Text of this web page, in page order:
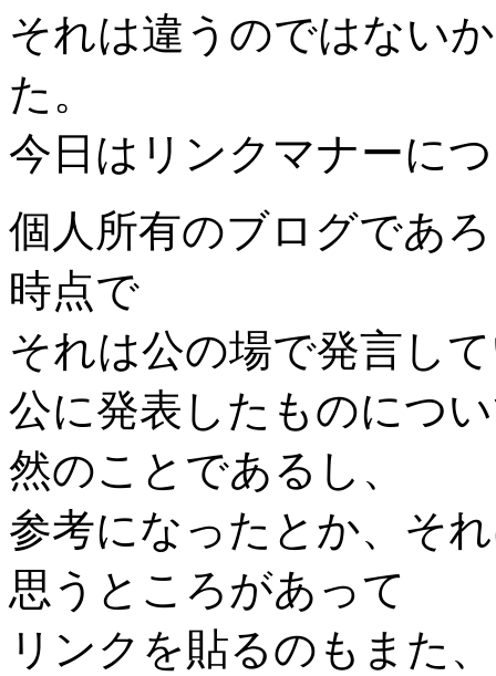
それは違うのではない
た。
今日はリンクマナーに
個人所有のブログであ
時点で
それは公の場で発言し
公に発表したものにつ
然のことであるし、
参考になったとか、そ
思うところがあって
リンクを貼るのもまた